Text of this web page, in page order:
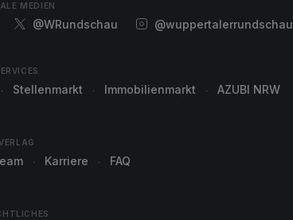
MEDIEN
@WRundschau @wuppertalerrundschau
Stellenmarkt Immobilienmarkt AZUBI NRW
Karriere FAQ